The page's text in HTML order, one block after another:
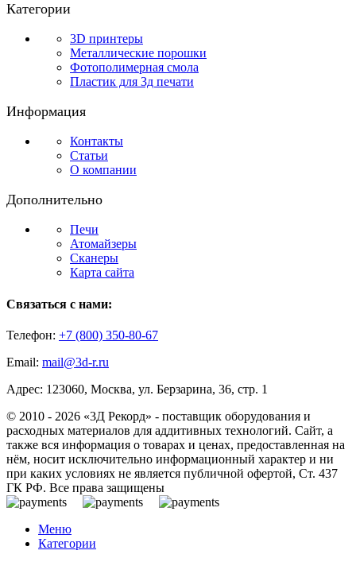
Категории
3D принтеры
Металлические порошки
Фотополимерная смола
Пластик для 3д печати
Информация
Контакты
Статьи
О компании
Дополнительно
Печи
Атомайзеры
Сканеры
Карта сайта
Связаться с нами:
Телефон: +7 (800) 350-80-67
Email: mail@3d-r.ru
Адрес: 123060, Москва, ул. Берзарина, 36, стр. 1
© 2010 - 2026 «3Д Рекорд» - поставщик оборудования и
расходных материалов для аддитивных технологий. Сайт, а
также вся информация о товарах и ценах, предоставленная на
нём, носит исключительно информационный характер и ни
при каких условиях не является публичной офертой, Ст. 437
ГК РФ. Все права защищены
Меню
Категории